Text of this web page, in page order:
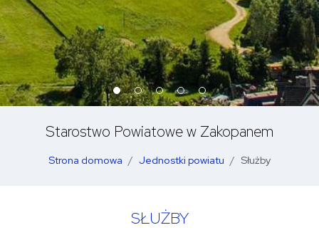
Starostwo Powiatowe w Zakopanem
Strona domowa Jednostki powiatu Służby
SŁUŻBY